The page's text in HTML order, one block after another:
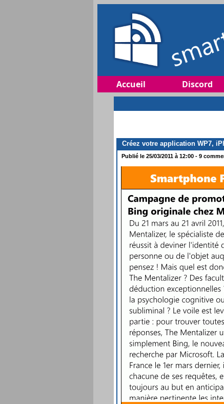
Accueil Discord
Créez votre application WP7,
Publié le 25/03/2011 à 12:00 - 9